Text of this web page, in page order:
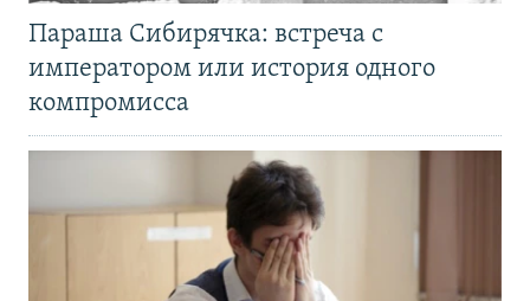
Параша Сибирячка: встреча с
императором или история одного
компромисса